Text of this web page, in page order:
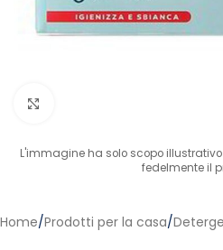
L'immagine ha solo scopo
fedelmente il
Home/Prodotti per la casa/